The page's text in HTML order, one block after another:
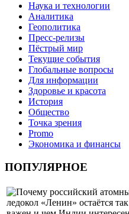
Наука и технологии
Аналитика
Геополитика
Пресс-релизы
Пёстрый мир
Текущие события
Глобальные вопросы
Для информации
Здоровье и красота
История
Общество
Точка зрения
Promo
Экономика и финансы
ПОПУЛЯРНОЕ